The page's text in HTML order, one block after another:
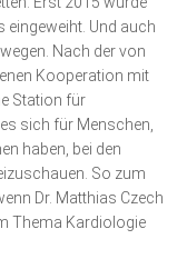
eingeweiht. Und auch
Nach der von
Kooperation mit
Station für
sich für Menschen,
haben, bei den
So zum
Dr. Matthias Czech
Thema Kardiologie